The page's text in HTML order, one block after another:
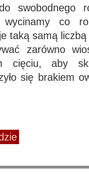
swobodnego
wycinamy co
taką samą
zarówno
cięciu, aby
się brakiem